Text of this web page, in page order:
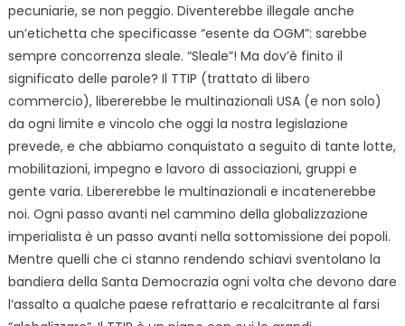
pecuniarie, se non peggio. Diventerebbe illegale anche
un’etichetta che specificasse “esente da OGM”: sarebbe
sempre concorrenza sleale. “Sleale”! Ma dov’è finito il
significato delle parole? Il TTIP (trattato di libero
commercio), libererebbe le multinazionali USA (e non solo)
da ogni limite e vincolo che oggi la nostra legislazione
prevede, e che abbiamo conquistato a seguito di tante lotte,
mobilitazioni, impegno e lavoro di associazioni, gruppi e
gente varia. Libererebbe le multinazionali e incatenerebbe
noi. Ogni passo avanti nel cammino della globalizzazione
imperialista è un passo avanti nella sottomissione dei popoli.
Mentre quelli che ci stanno rendendo schiavi sventolano la
bandiera della Santa Democrazia ogni volta che devono dare
l’assalto a qualche paese refrattario e recalcitrante al farsi